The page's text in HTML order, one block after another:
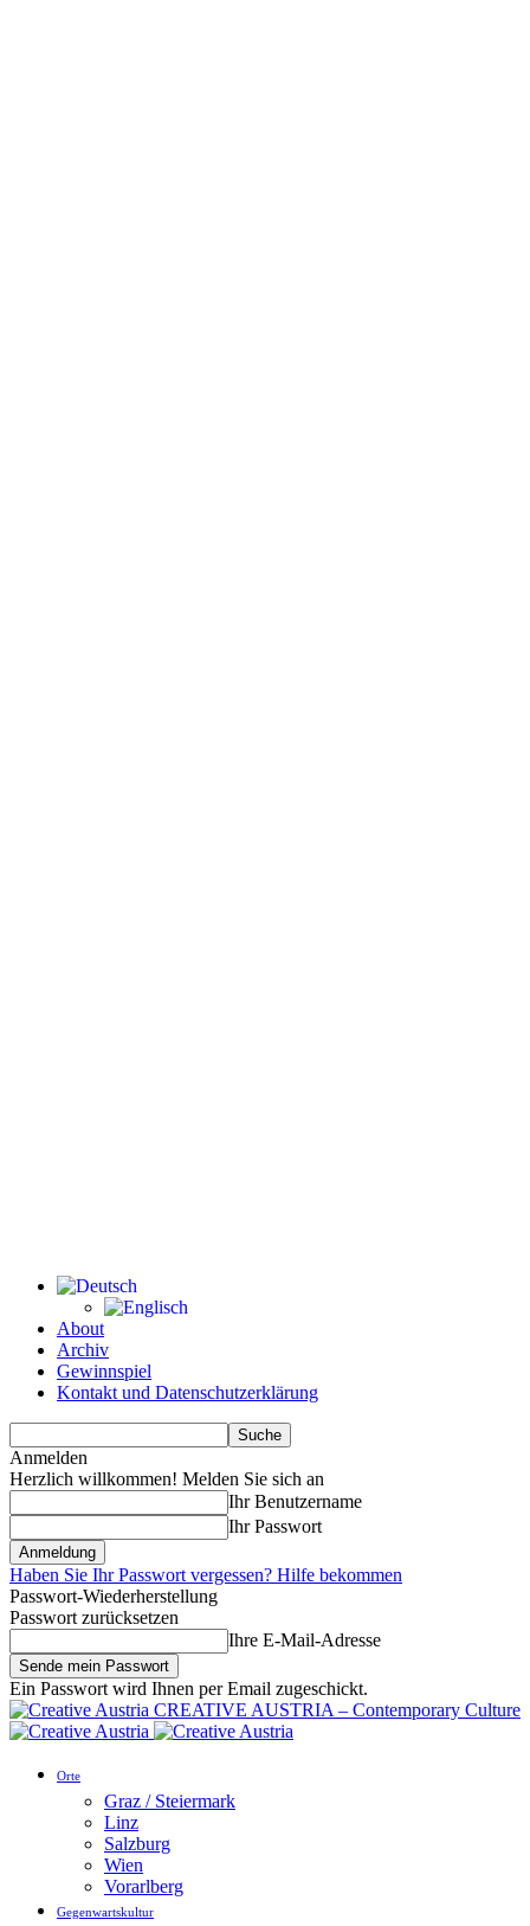
About
Archiv
Gewinnspiel
Kontakt und Datenschutzerklärung
Anmelden
Herzlich willkommen! Melden Sie sich an
Ihr Benutzername
Ihr Passwort
Haben Sie Ihr Passwort vergessen? Hilfe bekommen
Passwort-Wiederherstellung
Passwort zurücksetzen
Ihre E-Mail-Adresse
Ein Passwort wird Ihnen per Email zugeschickt.
CREATIVE AUSTRIA – Contemporary Culture
Orte
Graz / Steiermark
Linz
Salzburg
Wien
Vorarlberg
Gegenwartskultur